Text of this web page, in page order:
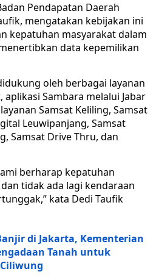
Pendapatan Daerah
mengatakan kebijakan ini
kepatuhan masyarakat dalam
data kepemilikan
oleh berbagai layanan
aplikasi Sambara melalui Jabar
Samsat Keliling, Samsat
Leuwipanjang, Samsat
Samsat Drive Thru, dan
berharap kepatuhan
tidak ada lagi kendaraan
kata Dedi Taufik
di Jakarta, Kementerian
Tanah untuk